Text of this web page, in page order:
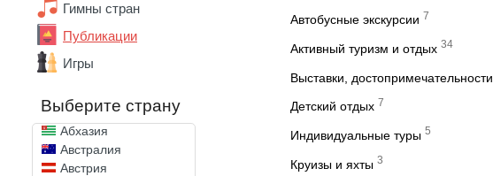
Гимны стран
Публикации
Игры
Выберите страну
Абхазия
Австралия
Австрия
Автобусные экскурсии 7
Активный туризм и отдых 34
Выставки, достопримечательности
Детский отдых 7
Индивидуальные туры 5
Круизы и яхты 3